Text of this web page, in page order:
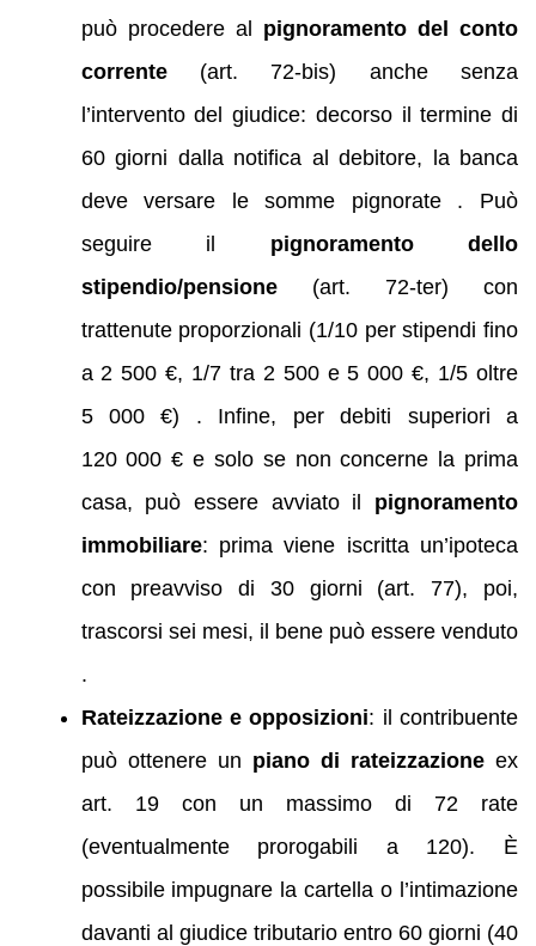
può procedere al pignoramento del conto
corrente(art. 72‑bis) anche senza
l’intervento del giudice: decorso il termine di
60 giorni dalla notifica al debitore, la banca
deve versare le somme pignorate . Può
seguire il pignoramento dello
stipendio/pensione(art. 72‑ter) con
trattenute proporzionali (1/10 per stipendi fino
a 2 500 €, 1/7 tra 2 500 e 5 000 €, 1/5 oltre
5 000 €) . Infine, per debiti superiori a
120 000 € e solo se non concerne la prima
casa, può essere avviato il pignoramento
immobiliare: prima viene iscritta un’ipoteca
con preavviso di 30 giorni (art. 77), poi,
trascorsi sei mesi, il bene può essere venduto
.
Rateizzazione e opposizioni: il contribuente
può ottenere un piano di rateizzazioneex
art. 19 con un massimo di 72 rate
(eventualmente prorogabili a 120). È
possibile impugnare la cartella o l’intimazione
davanti al giudice tributario entro 60 giorni (40